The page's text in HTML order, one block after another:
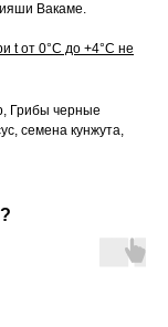
Вакаме.
t от 0°С до +4°С не
Грибы черные
семена кунжута,